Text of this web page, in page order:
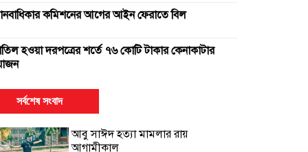
কমিশনের আগের আইন ফেরাতে বিল
হওয়া দরপত্রের শর্তে ৭৬ কোটি টাকার কেনাকাটার
দুই সার কারখানা বন্ধ, আরেকটি বন্ধের পথে
উপাচার্যের ৫৪৭ দিনে ৪২৫ নিয়োগ
সর্বশেষ সংবাদ
আবু সাঈদ হত্যা মামলার রায়
আগামীকাল